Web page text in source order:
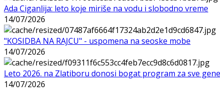
Ada Ciganlija: leto koje miriše na vodu i slobodno vreme
14/07/2026
"KOSIDBA NA RAJCU" - uspomena na seoske mobe
14/07/2026
Leto 2026. na Zlatiboru donosi bogat program za sve
14/07/2026